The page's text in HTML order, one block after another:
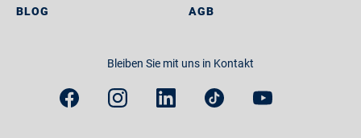
BLOG AGB
Bleiben Sie mit uns in Kontakt